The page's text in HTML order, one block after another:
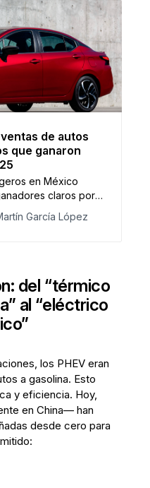
de autos
que ganaron
en México
claros por
Aveo, CX-30 y
y marcaron
García López
del “térmico
al “eléctrico
los PHEV eran
a gasolina. Esto
y eficiencia. Hoy,
en China— han
desde cero para